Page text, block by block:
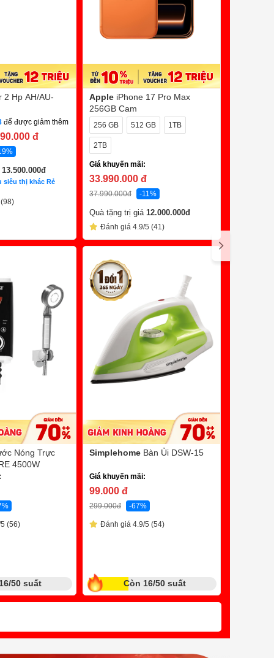
2 Hp AH/AU-
để được giảm thêm
đ
13.500.000đ
siêu thị khác Rẻ
Nóng Trực
4500W
(56)
50 suất
Apple iPhone 17 Pro Max
256GB Cam
256 GB 512 GB 1TB
2TB
Giá khuyến mãi:
33.990.000 đ
37.990.000đ -11%
Quà tặng trị giá 12.000.000đ
Đánh giá 4.9/5 (41)
Simplehome Bàn Ủi DSW-15
Giá khuyến mãi:
99.000 đ
299.000đ -67%
Đánh giá 4.9/5 (54)
Còn 16/50 suất